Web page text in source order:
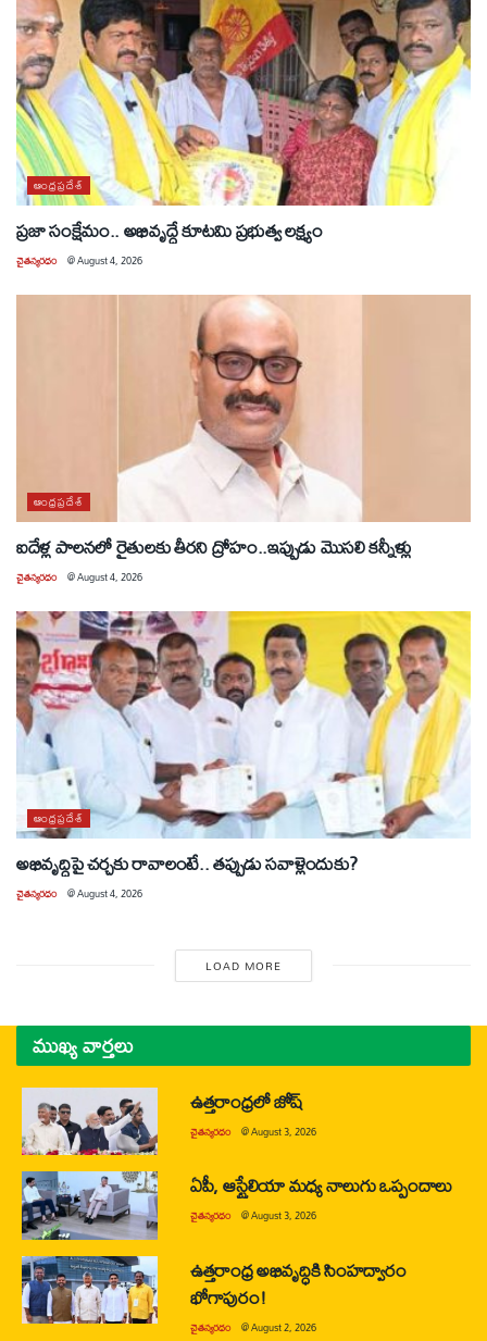
ఆంధ్రప్రదేశ్
ప్రజా సంక్షేమం.. అభివృద్ధే కూటమి ప్రభుత్వ లక్ష్యం
చైతన్యరధం @August 4, 2026
ఆంధ్రప్రదేశ్
ఐదేళ్ల పాలనలో రైతులకు తీరని ద్రోహం..ఇప్పుడు మొసలి కన్నీళ్లు
చైతన్యరధం @August 4, 2026
ఆంధ్రప్రదేశ్
అభివృద్ధిపై చర్చకు రావాలంటే.. తప్పుడు సవాళ్లెందుకు?
చైతన్యరధం @August 4, 2026
LOAD MORE
ముఖ్య వార్తలు
ఉత్తరాంధ్రలో జోష్
చైతన్యరధం @August 3, 2026
ఏపీ, ఆస్ట్రేలియా మధ్య నాలుగు ఒప్పందాలు
చైతన్యరధం @August 3, 2026
ఉత్తరాంధ్ర అభివృద్ధికి సింహద్వారం
భోగాపురం!
చైతన్యరధం @August 2, 2026